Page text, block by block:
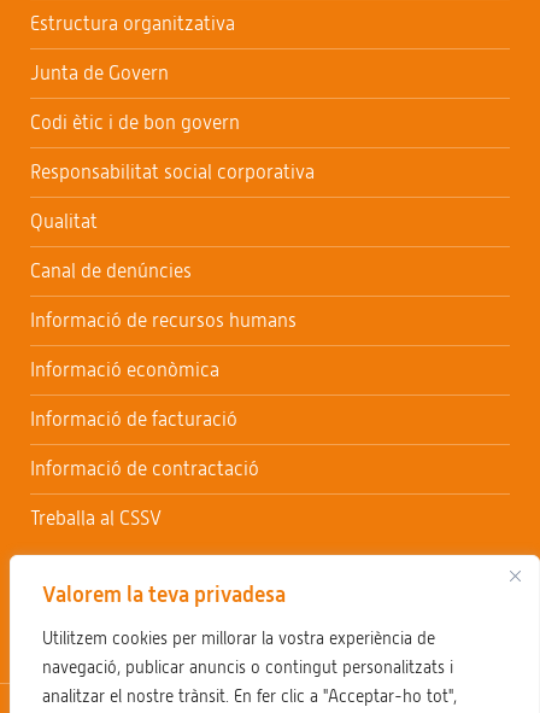
Valorem la teva privadesa
Utilitzem cookies per millorar la vostra experiència de
navegació, publicar anuncis o contingut personalitzats i
analitzar el nostre trànsit. En fer clic a "Acceptar-ho tot",
Estructura organitzativa
Junta de Govern
Codi ètic i de bon govern
Responsabilitat social corporativa
Qualitat
Canal de denúncies
Informació de recursos humans
Informació econòmica
Informació de facturació
Informació de contractació
Treballa al CSSV
Avís legal Política de privacitat Política de cookies